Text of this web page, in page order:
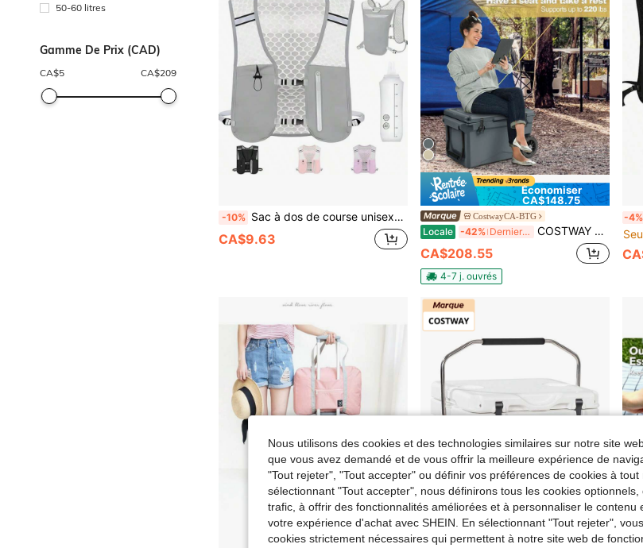
50-60 litres
Gamme De Prix (CAD)
CA$5 CA$209
-10% Sac à dos de course unisexe avec gilet d'hydratation, sac d'hydratation de course léger de 8L, convient pour le marathon, le trail, le cyclisme, la randonnée, le jogging, ajustement réglable
CA$9.63
Économiser
CA$148.75
CostwayCA-BTG
Locale -42% Derniers 3 jours COSTWAY 75 Qt Glacière portable moulée par rotation Coffre à glace isolé 5-7 jours avec roues Poignée Charbon/Tan
CA$208.55
4-7 j. ouvrés
-4%
Nous utilisons des cookies et des technologies similaires sur notre site
que vous avez demandé et de vous offrir la meilleure expérience de
"Tout rejeter", "Tout accepter" ou définir vos préférences de cookies à
sélectionnant "Tout accepter", nous définirons tous les cookies
trafic, à offrir des fonctionnalités améliorées et à personnaliser le contenu
votre expérience d'achat avec SHEIN. En sélectionnant "Tout rejeter",
cookies strictement nécessaires qui permettent à notre site web de